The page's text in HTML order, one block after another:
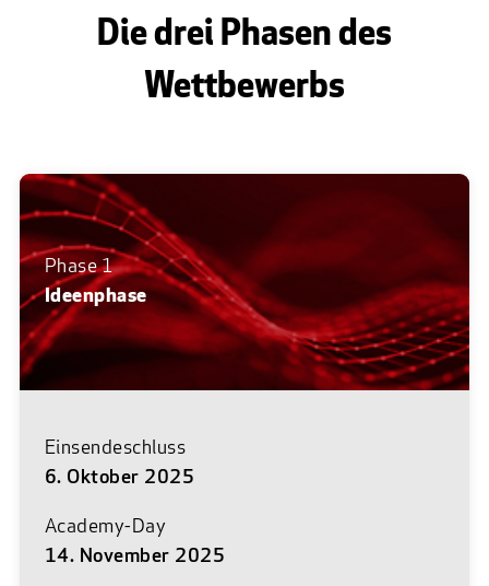
Die drei Phasen des
Wettbewerbs
Phase 1
Ideenphase
Einsendeschluss
6. Oktober 2025
Academy-Day
14. November 2025